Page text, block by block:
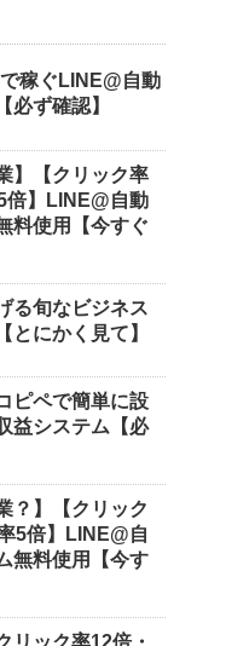
稼ぐLINE@自動
必ず確認】
】【クリック率
倍】LINE@自動
料使用【今すぐ
る旬なビジネス
とにかく見て】
ピペで簡単に設
益システム【必
？】【クリック
5倍】LINE@自
無料使用【今す
リック率12倍・